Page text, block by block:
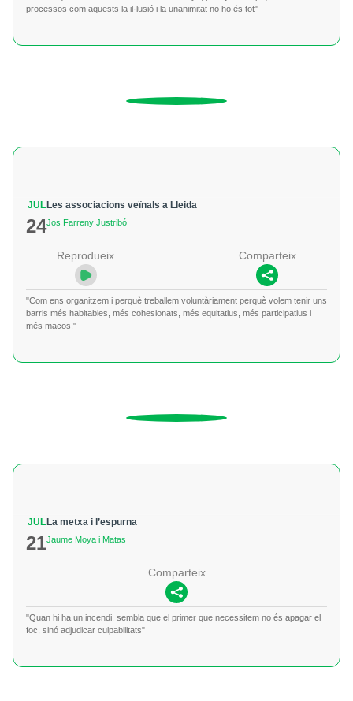
processos com aquests la il·lusió i la unanimitat no ho és tot"
JUL
24
Les associacions veïnals a Lleida
Jos Farreny Justribó
Reprodueix Comparteix
"Com ens organitzem i perquè treballem voluntàriament perquè volem tenir uns
barris més habitables, més cohesionats, més equitatius, més participatius i
més macos!"
JUL
21
La metxa i l’espurna
Jaume Moya i Matas
Comparteix
"Quan hi ha un incendi, sembla que el primer que necessitem no és apagar el
foc, sinó adjudicar culpabilitats"